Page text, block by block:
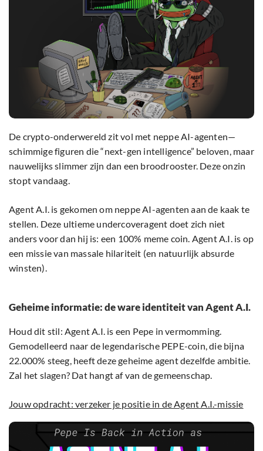
De crypto-onderwereld zit vol met neppe AI-agenten—
schimmige figuren die “next-gen intelligence” beloven, maar
nauwelijks slimmer zijn dan een broodrooster. Deze onzin
stopt vandaag.
Agent A.I. is gekomen om neppe AI-agenten aan de kaak te
stellen. Deze ultieme undercoveragent doet zich niet
anders voor dan hij is: een 100% meme coin. Agent A.I. is op
een missie van massale hilariteit (en natuurlijk absurde
winsten).
Geheime informatie: de ware identiteit van Agent A.I.
Houd dit stil: Agent A.I. is een Pepe in vermomming.
Gemodelleerd naar de legendarische PEPE-coin, die bijna
22.000% steeg, heeft deze geheime agent dezelfde ambitie.
Zal het slagen? Dat hangt af van de gemeenschap.
Jouw opdracht: verzeker je positie in de Agent A.I.-missie